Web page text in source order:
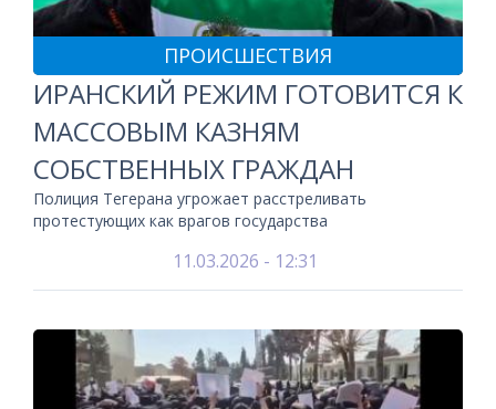
ПРОИСШЕСТВИЯ
ИРАНСКИЙ РЕЖИМ ГОТОВИТСЯ К
МАССОВЫМ КАЗНЯМ
СОБСТВЕННЫХ ГРАЖДАН
Полиция Тегерана угрожает расстреливать
протестующих как врагов государства
11.03.2026 - 12:31